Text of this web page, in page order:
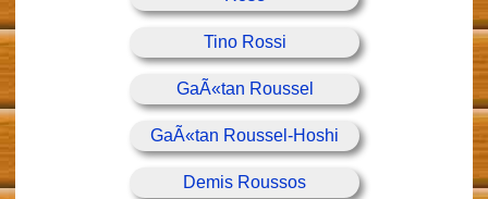
Tino Rossi
GaÃ«tan Roussel
GaÃ«tan Roussel-Hoshi
Demis Roussos